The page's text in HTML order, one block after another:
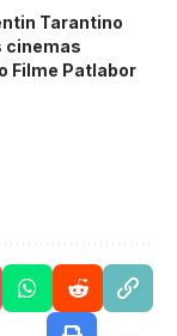
Tarantino
cinemas
Filme Patlabor